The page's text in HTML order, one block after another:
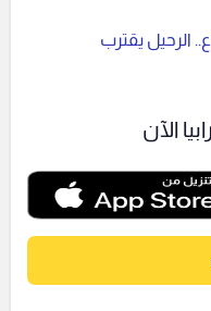
الرحيل يقترب
الآن